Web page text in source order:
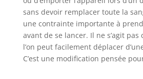
charge
de
sans devoir remplacer toute la
une contrainte importante à
avant de se lancer. Il ne s’agit pas
l’on peut facilement déplacer
C’est une modification pensée